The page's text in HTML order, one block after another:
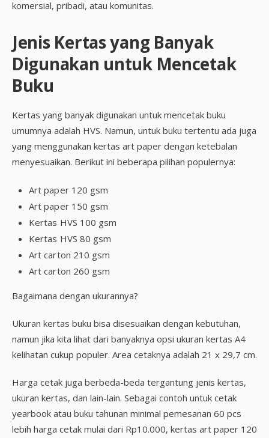
komersial, pribadi, atau komunitas.
Jenis Kertas yang Banyak
Digunakan untuk Mencetak
Buku
Kertas yang banyak digunakan untuk mencetak buku
umumnya adalah HVS. Namun, untuk buku tertentu ada juga
yang menggunakan kertas art paper dengan ketebalan
menyesuaikan. Berikut ini beberapa pilihan populernya:
Art paper 120 gsm
Art paper 150 gsm
Kertas HVS 100 gsm
Kertas HVS 80 gsm
Art carton 210 gsm
Art carton 260 gsm
Bagaimana dengan ukurannya?
Ukuran kertas buku bisa disesuaikan dengan kebutuhan,
namun jika kita lihat dari banyaknya opsi ukuran kertas A4
kelihatan cukup populer. Area cetaknya adalah 21 x 29,7 cm.
Harga cetak juga berbeda-beda tergantung jenis kertas,
ukuran kertas, dan lain-lain. Sebagai contoh untuk cetak
yearbook atau buku tahunan minimal pemesanan 60 pcs
lebih harga cetak mulai dari Rp10.000, kertas art paper 120